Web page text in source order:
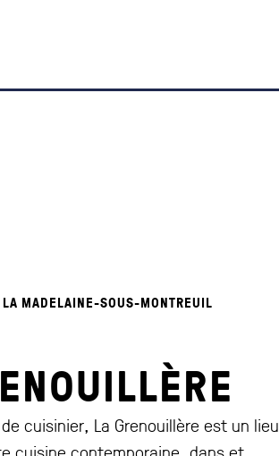
LA MADELAINE-SOUS-MONTREUIL
cuisinier, La Grenouillère est un lieu